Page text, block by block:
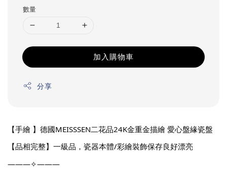
數量
加入購物車
分享
【手繪 】德國MEISSSEN二花品24K金重金描繪 愛心盤緣瓷盤
【品相完整】一級品，瓷器本體/彩繪裝飾保存良好漂亮
———✧———